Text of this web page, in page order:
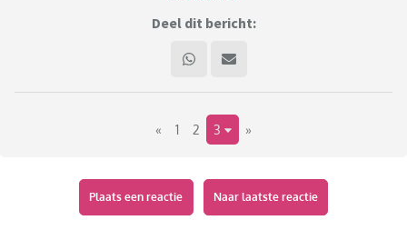
de balans zoeken. Te weinig prikkels en uitdaging is ook niet
gaan - uiteindelijk is dat voor zijn zelfvertrouwen niet goed.
Sociaal gaat alles ook wat minder soepel; het is een schat
van een jongen, slim, grappig, maar ook gevoelig, en in
grote groepen gaat het niet altijd goed (teveel prikkels).
bij sporten moet hij meer moeite doen om aangehaakt te
Verder is hij 11, beginnend aan het puberen, dus dat begint
Deel dit bericht:
« 1 2 3 »
Plaats een reactie Naar laatste reactie